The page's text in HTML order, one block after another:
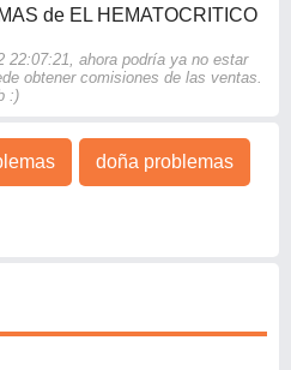
de EL HEMATOCRITICO
22:07:21, ahora podría ya no estar
obtener comisiones de las ventas.
:)
doña problemas